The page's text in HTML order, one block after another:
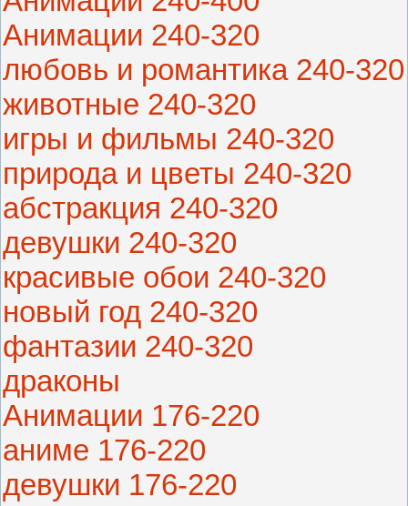
Анимации 240-320
любовь и романтика 240-320
животные 240-320
игры и фильмы 240-320
природа и цветы 240-320
абстракция 240-320
девушки 240-320
красивые обои 240-320
новый год 240-320
фантазии 240-320
драконы
Анимации 176-220
аниме 176-220
девушки 176-220